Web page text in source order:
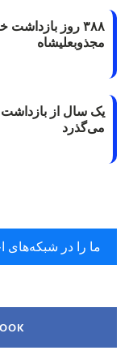
۳۸۸ روز
مجذوبعلیشاه
یک سال از
می‌گذرد
ما را در شبکه‌های